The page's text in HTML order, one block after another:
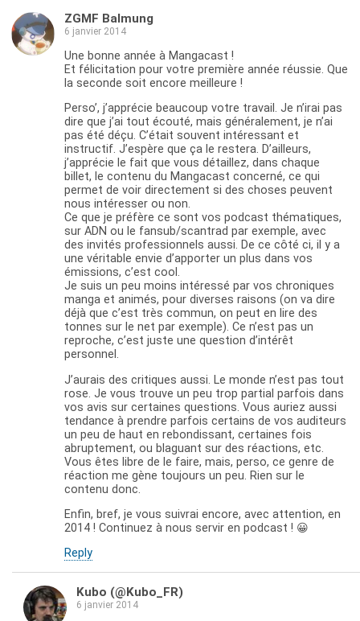
ZGMF Balmung
6 janvier 2014
Une bonne année à Mangacast !
Et félicitation pour votre première année réussie. Que
la seconde soit encore meilleure !
Perso’, j’apprécie beaucoup votre travail. Je n’irai pas
dire que j’ai tout écouté, mais généralement, je n’ai
pas été déçu. C’était souvent intéressant et
instructif. J’espère que ça le restera. D’ailleurs,
j’apprécie le fait que vous détaillez, dans chaque
billet, le contenu du Mangacast concerné, ce qui
permet de voir directement si des choses peuvent
nous intéresser ou non.
Ce que je préfère ce sont vos podcast thématiques,
sur ADN ou le fansub/scantrad par exemple, avec
des invités professionnels aussi. De ce côté ci, il y a
une véritable envie d’apporter un plus dans vos
émissions, c’est cool.
Je suis un peu moins intéressé par vos chroniques
manga et animés, pour diverses raisons (on va dire
déjà que c’est très commun, on peut en lire des
tonnes sur le net par exemple). Ce n’est pas un
reproche, c’est juste une question d’intérêt
personnel.
J’aurais des critiques aussi. Le monde n’est pas tout
rose. Je vous trouve un peu trop partial parfois dans
vos avis sur certaines questions. Vous auriez aussi
tendance à prendre parfois certains de vos auditeurs
un peu de haut en rebondissant, certaines fois
abruptement, ou blaguant sur des réactions, etc.
Vous êtes libre de le faire, mais, perso, ce genre de
réaction me gène toujours un peu. Rien sur le
contenu donc.
Enfin, bref, je vous suivrai encore, avec attention, en
2014 ! Continuez à nous servir en podcast ! 😀
Reply
Kubo (@Kubo_FR)
6 janvier 2014